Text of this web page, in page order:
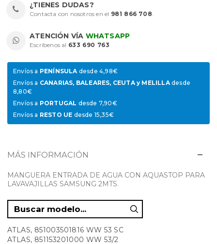
¿TIENES DUDAS?
Contacta con nosotros en el 981 866 708.
ATENCIÓN VÍA WHATSAPP
Escríbenos al 633 690 763.
Envíos a PENÍNSULAdesde 4,98€
Envíos a CANARIAS, BALEARES, CEUTA y MELILLAdesde
8,80€
Envíos a PORTUGAL desde 7,90€
Envíos a RESTO UE desde 15,35€
MÁS INFORMACIÓN
MANGUERA ENTRADA DE AGUA CON AQUASTOP PARA
LAVAVAJILLAS SAMSUNG 2MTS.
ATLAS, 851003501816 WW 53 SC
ATLAS, 851153201000 WW 53/2